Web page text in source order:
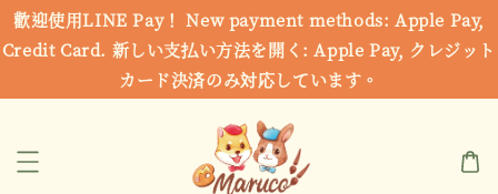
歡迎使用LINE Pay！ New payment methods: Apple Pay,
Credit Card. 新しい支払い方法を開く: Apple Pay, クレジット
カード決済のみ対応しています。